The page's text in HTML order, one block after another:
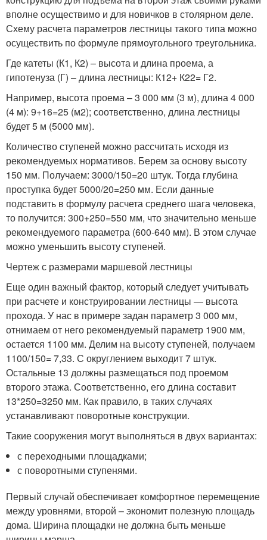
вполне осуществимо и для новичков в столярном деле.
Схему расчета параметров лестницы такого типа можно
осуществить по формуле прямоугольного треугольника.
Где катеты (К1, К2) – высота и длина проема, а
гипотенуза (Г) – длина лестницы: К12+ К22= Г2.
Например, высота проема – 3 000 мм (3 м), длина 4 000
(4 м): 9+16=25 (м2); соответственно, длина лестницы
будет 5 м (5000 мм).
Количество ступеней можно рассчитать исходя из
рекомендуемых нормативов. Берем за основу высоту
150 мм. Получаем: 3000/150=20 штук. Тогда глубина
проступка будет 5000/20=250 мм. Если данные
подставить в формулу расчета среднего шага человека,
то получится: 300+250=550 мм, что значительно меньше
рекомендуемого параметра (600-640 мм). В этом случае
можно уменьшить высоту ступеней.
Чертеж с размерами маршевой лестницы
Еще один важный фактор, который следует учитывать
при расчете и конструировании лестницы — высота
прохода. У нас в примере задан параметр 3 000 мм,
отнимаем от него рекомендуемый параметр 1900 мм,
остается 1100 мм. Делим на высоту ступеней, получаем
1100/150= 7,33. С округлением выходит 7 штук.
Остальные 13 должны размещаться под проемом
второго этажа. Соответственно, его длина составит
13*250=3250 мм. Как правило, в таких случаях
устанавливают поворотные конструкции.
Такие сооружения могут выполняться в двух вариантах:
с переходными площадками;
с поворотными ступенями.
Первый случай обеспечивает комфортное перемещение
между уровнями, второй – экономит полезную площадь
дома. Ширина площадки не должна быть меньше